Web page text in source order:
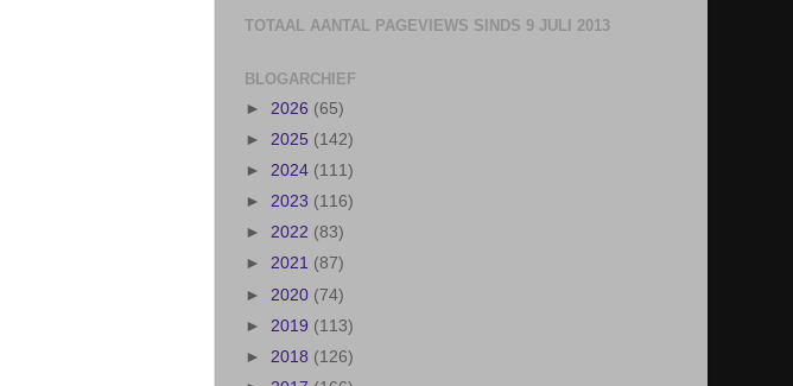
TOTAAL AANTAL PAGEVIEWS SINDS 9 JULI 2013
BLOGARCHIEF
► 2026 (65)
► 2025 (142)
► 2024 (111)
► 2023 (116)
► 2022 (83)
► 2021 (87)
► 2020 (74)
► 2019 (113)
► 2018 (126)